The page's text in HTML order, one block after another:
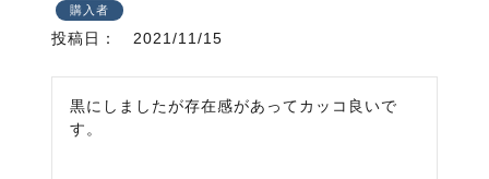
購入者
投稿日 2021/11/15
黒にしましたが存在感があってカッコ良いで
す。